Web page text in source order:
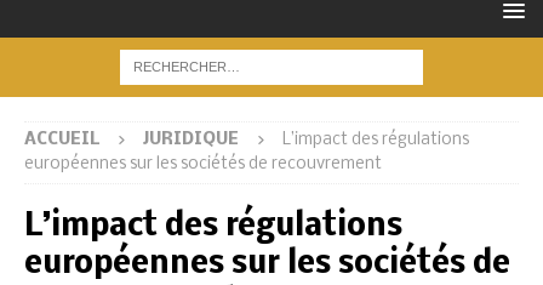
ACCUEIL JURIDIQUE
L’impact des régulations
européennes sur les sociétés de recouvrement
L’impact des régulations
européennes sur les sociétés de